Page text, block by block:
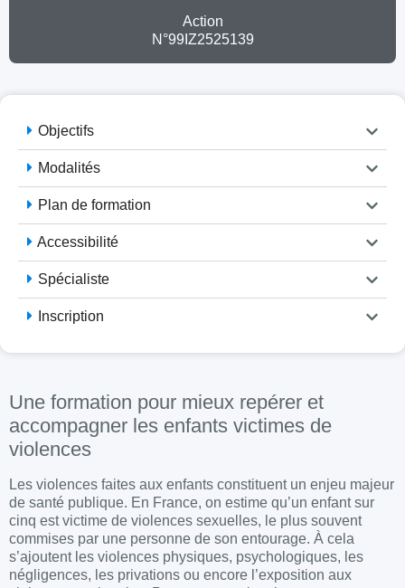
Action
N°99IZ2525139
Objectifs
Modalités
Plan de formation
Accessibilité
Spécialiste
Inscription
Une formation pour mieux repérer et
accompagner les enfants victimes de
violences
Les violences faites aux enfants constituent un enjeu majeur
de santé publique. En France, on estime qu’un enfant sur
cinq est victime de violences sexuelles, le plus souvent
commises par une personne de son entourage. À cela
s’ajoutent les violences physiques, psychologiques, les
négligences, les privations ou encore l’exposition aux